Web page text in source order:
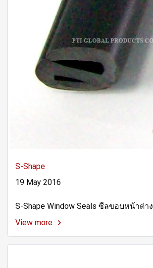
S-Shape
19 May 2016
S-Shape Window Seals ซีลขอบหน้าต่าง
View more